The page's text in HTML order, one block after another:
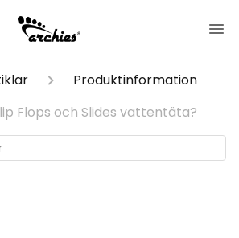
Produktinformation
Flops och Slides vattentäta?